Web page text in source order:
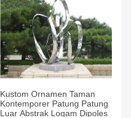
Kustom Ornamen Taman
Kontemporer Patung Patung
Luar Abstrak Logam Dipoles